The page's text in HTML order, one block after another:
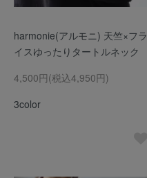
harmonie(アルモニ) 天竺×フラ
イスゆったりタートルネック
4,500円(税込4,950円)
3color